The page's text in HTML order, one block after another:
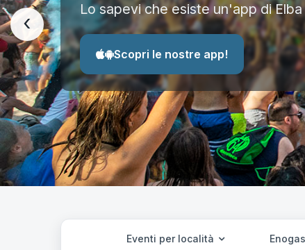
Lo sapevi che esiste un'app di
Scopri le nostre app!
‹
Eventi per località